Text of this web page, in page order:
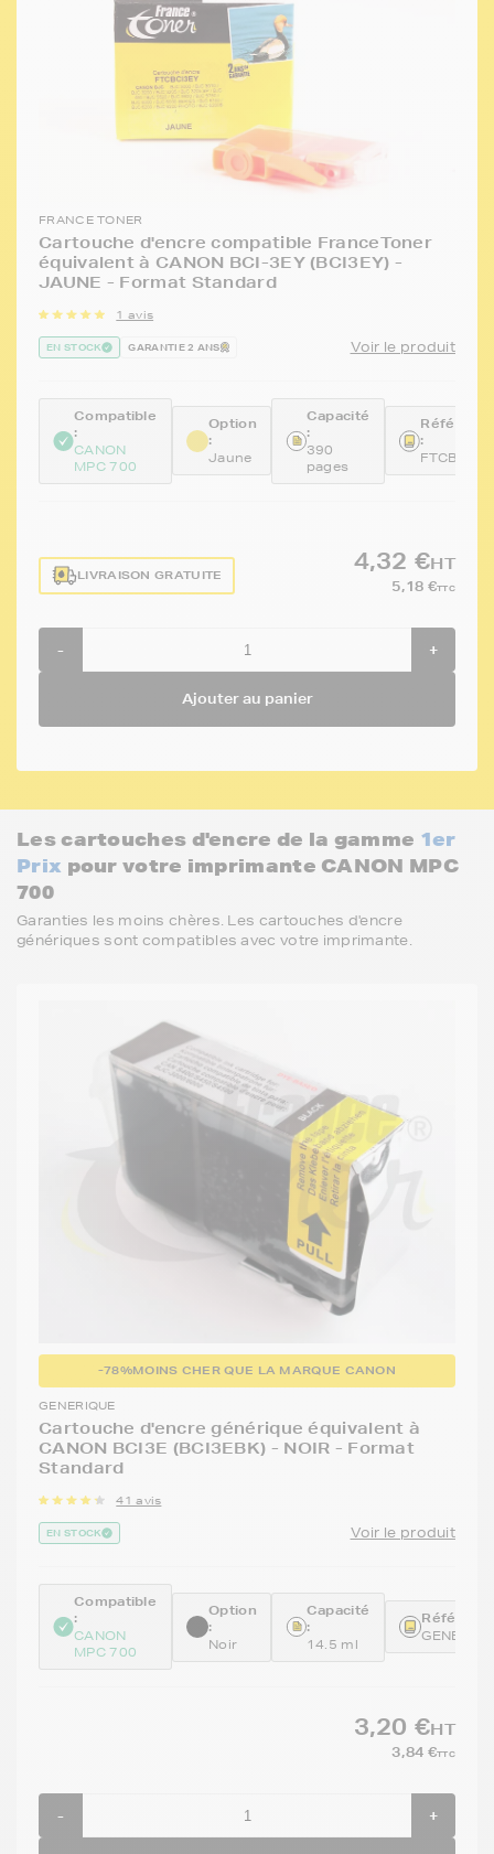
FRANCE TONER
Cartouche d'encre compatible FranceToner
équivalent à CANON BCI-3EY (BCI3EY) -
JAUNE - Format Standard
1 avis
EN STOCK GARANTIE 2 ANS Voir le produit
Compatible
:
CANON
MPC 700
Option
:
Jaune
Capacité
:
390
pages
:
LIVRAISON GRATUITE
4,32 €HT
5,18 €TTC
- +
Ajouter au panier
Les cartouches d'encre de la gamme 1er
Prix pour votre imprimante CANON MPC
700
Garanties les moins chères. Les cartouches d'encre
génériques sont compatibles avec votre imprimante.
-78%MOINS CHER QUE LA MARQUE CANON
GENERIQUE
Cartouche d'encre générique équivalent à
CANON BCI3E (BCI3EBK) - NOIR - Format
Standard
41 avis
EN STOCK Voir le produit
Compatible
:
CANON
MPC 700
Option
:
Noir
Capacité
:
14.5 ml
3,20 €HT
3,84 €TTC
- +